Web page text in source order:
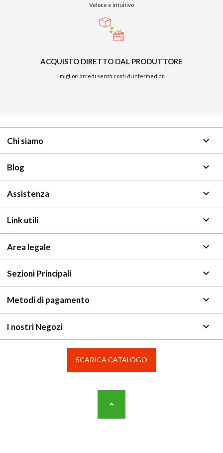
Veloce e intuitivo
ACQUISTO DIRETTO DAL PRODUTTORE
I migliori arredi senza costi di intermediari
Chi siamo keyboard_arrow_down
Blog keyboard_arrow_down
Assistenza keyboard_arrow_down
Link utili keyboard_arrow_down
Area legale keyboard_arrow_down
Sezioni Principali keyboard_arrow_down
Metodi di pagamento keyboard_arrow_down
I nostri Negozi keyboard_arrow_down
SCARICA CATALOGO